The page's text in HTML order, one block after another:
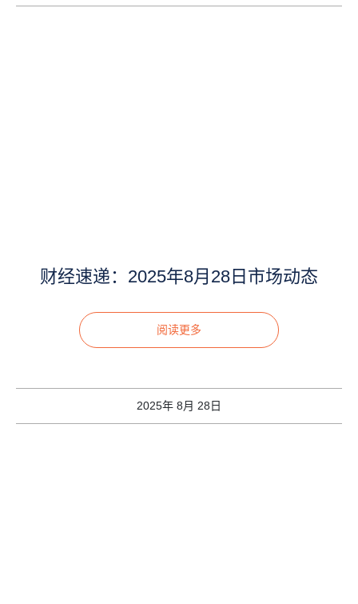
财经速递：2025年8月28日市场动态
阅读更多
2025年 8月 28日